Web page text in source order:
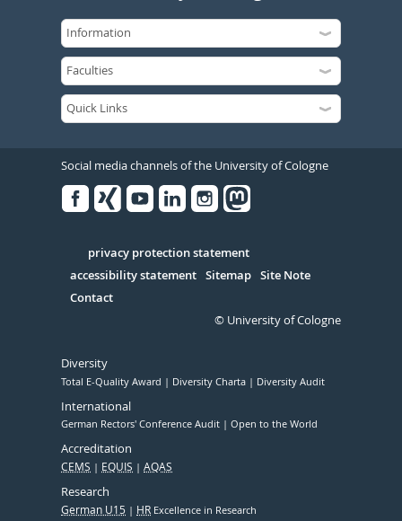
Social media channels of the University of Cologne
Serivce
privacy protection statement
accessibility statement Sitemap Site Note
Contact
© University of Cologne
Diversity
Total E-Quality Award Diversity Charta Diversity Audit
International
German Rectors' Conference Audit Open to the World
Accreditation
CEMS EQUIS AQAS
Research
German U15 HR Excellence in Research